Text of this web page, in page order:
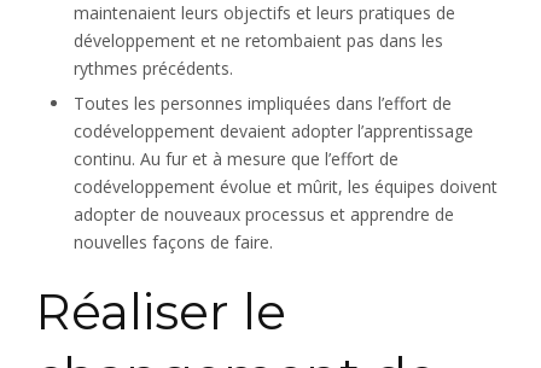
maintenaient leurs objectifs et leurs pratiques de
développement et ne retombaient pas dans les
rythmes précédents.
Toutes les personnes impliquées dans l’effort de
codéveloppement devaient adopter l’apprentissage
continu. Au fur et à mesure que l’effort de
codéveloppement évolue et mûrit, les équipes doivent
adopter de nouveaux processus et apprendre de
nouvelles façons de faire.
Réaliser le